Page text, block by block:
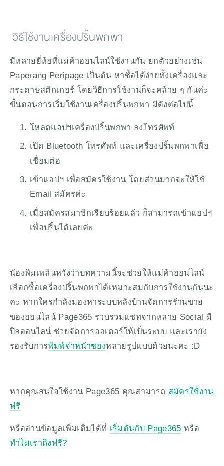
วิธีใช้งานเครื่องปริ้นพกพา
มีหลายยี่ห้อที่แม่ค้าออนไลน์ใช้งานกัน ยกตัวอย่างเช่น
Paperang Peripage เป็นต้น หาซื้อได้ง่ายทั้งเครื่องและ
กระดาษสติกเกอร์ โดยวิธีการใช้งานก็จะคล้าย ๆ กันค่ะ
ขั้นตอนการเริ่มใช้งานเครื่องปริ้นพกพา มีดังต่อไปนี้
โหลดแอปฯเครื่องปริ้นพกพา ลงโทรศัพท์
เปิด Bluetooth โทรศัพท์ และเครื่องปริ้นพกพาเพื่อ
เชื่อมต่อ
เข้าแอปฯ เพื่อสมัครใช้งาน โดยส่วนมากจะให้ใช้
Email สมัครค่ะ
เมื่อสมัครสมาชิกเรียบร้อยแล้ว ก็สามารถเข้าแอปฯ
เพื่อปริ้นได้เลยค่ะ
น้องพิมเพลินหวังว่าบทความนี้จะช่วยให้แม่ค้าออนไลน์
เลือกซื้อเครื่องปริ้นพกพาได้เหมาะสมกับการใช้งานกันนะ
คะ หากใครกำลังมองหาระบบหลังบ้านจัดการร้านขาย
ของออนไลน์ Page365 รวบรวมแชทจากหลาย Social มี
บิลออนไลน์ ช่วยจัดการออเดอร์ให้เป็นระบบ และเรายัง
รองรับการพิมพ์จ่าหน้าซองหลายรูปแบบด้วยนะคะ :D
หากคุณสนใจใช้งาน Page365 คุณสามารถ สมัครใช้งาน
ฟรี
หรืออ่านข้อมูลเพิ่มเติมได้ที่ เริ่มต้นกับ Page365
ทำไมเราถึงฟรี?